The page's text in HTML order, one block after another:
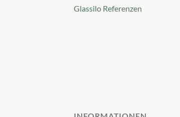
Glassilo Referenzen